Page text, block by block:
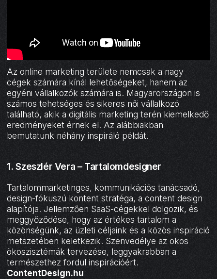
Az online marketing területe nemcsak a nagy
cégek számára kínál lehetőségeket, hanem az
egyéni vállalkozók számára is. Magyarországon is
számos tehetséges és sikeres női vállalkozó
található, akik a digitális marketing terén kiemelkedő
eredményeket érnek el. Az alábbiakban
bemutatunk néhány inspiráló példát.
1. Szeszlér Vera – Tartalomdesigner
Tartalommarketinges, kommunikációs tanácsadó,
design-fókuszú kontent stratéga, a content design
alapítója. Jellemzően SaaS-cégekkel dolgozik, és
meggyőződése, hogy az értékes tartalom a
közönségünk, az üzleti céljaink és a közös inspiráció
metszetében keletkezik. Szenvedélye az okos
ökoszisztémák tervezése, leggyakrabban a
természethez fordul inspirációért.
ContentDesign.hu